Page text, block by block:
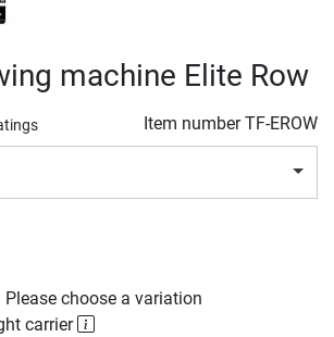
machine Elite Row
Item numberTF-EROW
choose a variation
carrier